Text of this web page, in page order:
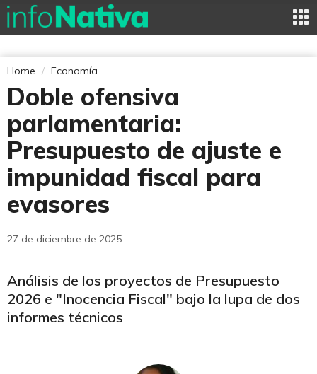
Home Economía
Doble ofensiva
parlamentaria:
Presupuesto de ajuste e
impunidad fiscal para
evasores
27 de diciembre de 2025
Análisis de los proyectos de Presupuesto
2026 e "Inocencia Fiscal" bajo la lupa de dos
informes técnicos